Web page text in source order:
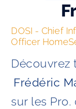
DOSI - Chief
Officer
Découvrez
Frédéric
sur les Pro.